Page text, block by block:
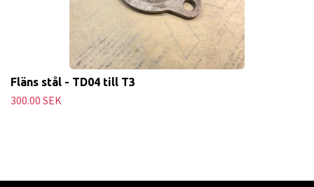
Fläns stål - TD04 till T3
300.00 SEK